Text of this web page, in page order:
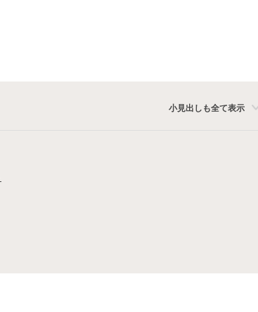
小見出しも全て表示